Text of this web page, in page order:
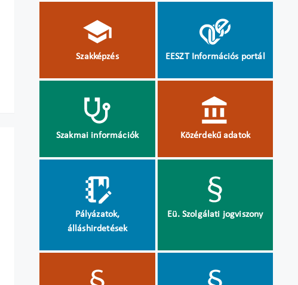
Szakképzés EESZT Információs portál
Szakmai információk Közérdekű adatok
Pályázatok,
álláshirdetések
Eü. Szolgálati jogviszony